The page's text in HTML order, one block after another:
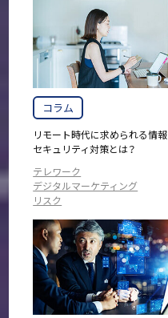
コラム
リモート時代に求められる情報
セキュリティ対策とは？
テレワーク
デジタルマーケティング
リスク